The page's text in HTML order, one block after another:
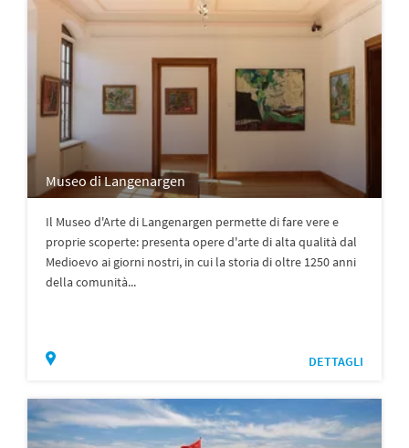
Museo di Langenargen
Il Museo d'Arte di Langenargen permette di fare vere e
proprie scoperte: presenta opere d'arte di alta qualità dal
Medioevo ai giorni nostri, in cui la storia di oltre 1250 anni
della comunità...
DETTAGLI